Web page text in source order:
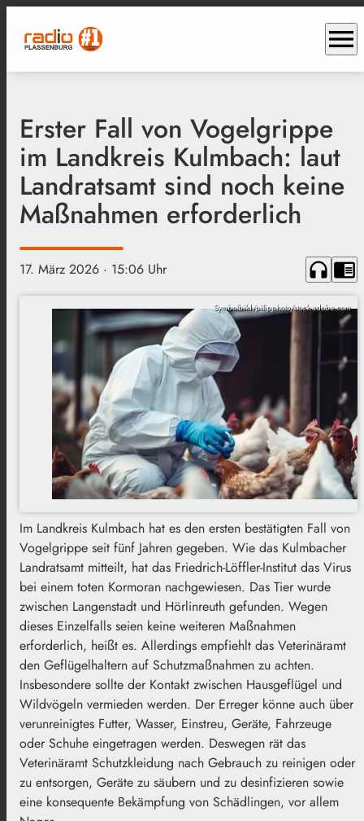
menu
Erster Fall von Vogelgrippe
im Landkreis Kulmbach: laut
Landratsamt sind noch keine
Maßnahmen erforderlich
17. März 2026 · 15:06 Uhr headphones chrome_reader_mode
Symbolbild/pilipphoto/stock.adobe.com
Im Landkreis Kulmbach hat es den ersten bestätigten Fall von
Vogelgrippe seit fünf Jahren gegeben. Wie das Kulmbacher
Landratsamt mitteilt, hat das Friedrich-Löffler-Institut das Virus
bei einem toten Kormoran nachgewiesen. Das Tier wurde
zwischen Langenstadt und Hörlinreuth gefunden. Wegen
dieses Einzelfalls seien keine weiteren Maßnahmen
erforderlich, heißt es. Allerdings empfiehlt das Veterinäramt
den Geflügelhaltern auf Schutzmaßnahmen zu achten.
Insbesondere sollte der Kontakt zwischen Hausgeflügel und
Wildvögeln vermieden werden. Der Erreger könne auch über
verunreinigtes Futter, Wasser, Einstreu, Geräte, Fahrzeuge
oder Schuhe eingetragen werden. Deswegen rät das
Veterinäramt Schutzkleidung nach Gebrauch zu reinigen oder
zu entsorgen, Geräte zu säubern und zu desinfizieren sowie
eine konsequente Bekämpfung von Schädlingen, vor allem